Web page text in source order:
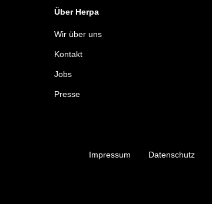
Über Herpa
Wir über uns
Kontakt
Jobs
Presse
Impressum Datenschutz